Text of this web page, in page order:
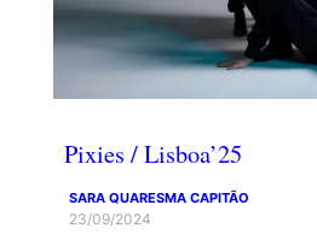
Pixies / Lisboa’25
SARA QUARESMA CAPITÃO
23/09/2024